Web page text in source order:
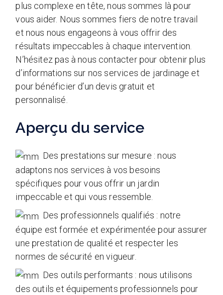
plus complexe en tête, nous sommes là pour
vous aider. Nous sommes fiers de notre travail
et nous nous engageons à vous offrir des
résultats impeccables à chaque intervention.
N’hésitez pas à nous contacter pour obtenir plus
d’informations sur nos services de jardinage et
pour bénéficier d’un devis gratuit et
personnalisé.
Aperçu du service
Des prestations sur mesure : nous
adaptons nos services à vos besoins
spécifiques pour vous offrir un jardin
impeccable et qui vous ressemble.
Des professionnels qualifiés : notre
équipe est formée et expérimentée pour assurer
une prestation de qualité et respecter les
normes de sécurité en vigueur.
Des outils performants : nous utilisons
des outils et équipements professionnels pour